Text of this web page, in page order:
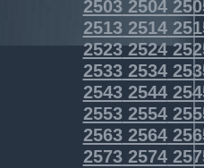
25032504
25132514
25232524
25332534
25432544
25532554
25632564
25732574